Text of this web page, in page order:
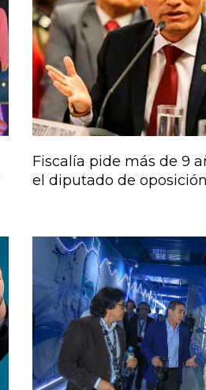
Fiscalía pide más de 9
el diputado de